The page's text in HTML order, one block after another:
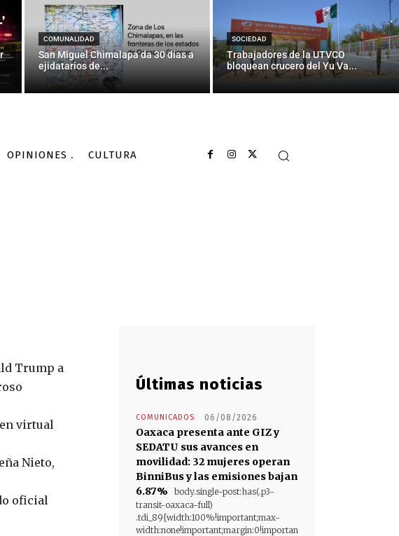
COMUNALIDAD
San Miguel Chimalapa da 30 días a
ejidatarios de...
SOCIEDAD
Trabajadores de la UTVCO
bloquean crucero del Yu Va...
OPINIONES CULTURA
de Trump
09/2016
Trump a
virtual
Nieto,
oficial
Últimas noticias
COMUNICADOS 06/08/2026
Oaxaca presenta ante GIZ y
SEDATU sus avances en
movilidad: 32 mujeres operan
BinniBus y las emisiones bajan
6.87%
body.single-post:has(.p3-
transit-oaxaca-full)
.tdi_89{width:100%!important;max-
width:none!important;margin:0!importan